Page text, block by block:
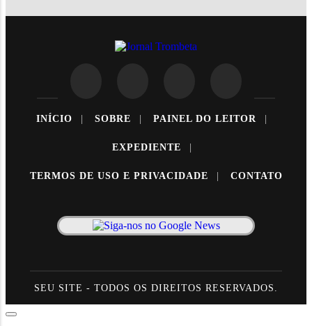
INÍCIO SOBRE PAINEL DO LEITOR
EXPEDIENTE
TERMOS DE USO E PRIVACIDADE CONTATO
SEU SITE - TODOS OS DIREITOS RESERVADOS.